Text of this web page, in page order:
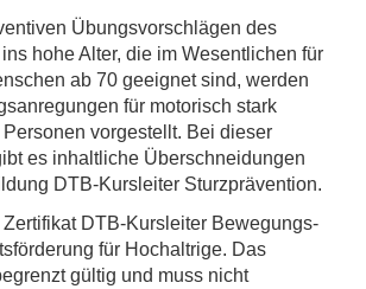
Übungsvorschlägen des
hohe Alter, die im Wesentlichen für
ab 70 geeignet sind, werden
für motorisch stark
vorgestellt. Bei dieser
es inhaltliche Überschneidungen
DTB-Kursleiter Sturzprävention.
Zertifikat DTB-Kursleiter Bewegungs-
für Hochaltrige. Das
gültig und muss nicht